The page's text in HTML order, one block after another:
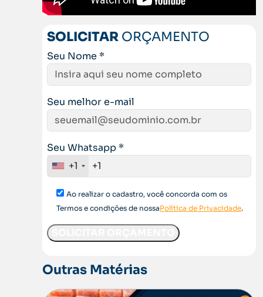
SOLICITAR ORÇAMENTO
Seu Nome *
Seu melhor e-mail
Seu Whatsapp *
+1
Ao realizar o cadastro, você concorda com os
Termos e condições de nossaPolítica de Privacidade.
Outras Matérias